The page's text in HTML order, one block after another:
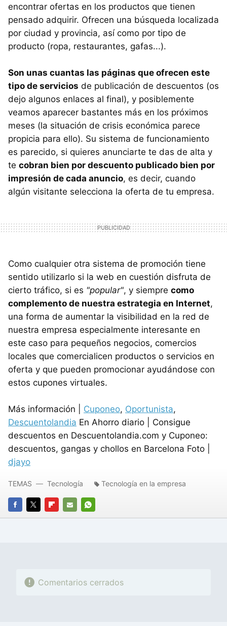
encontrar ofertas en los productos que tienen
pensado adquirir. Ofrecen una búsqueda localizada
por ciudad y provincia, así como por tipo de
producto (ropa, restaurantes, gafas...).
Son unas cuantas las páginas que ofrecen este
tipo de servicios de publicación de descuentos (os
dejo algunos enlaces al final), y posiblemente
veamos aparecer bastantes más en los próximos
meses (la situación de crisis económica parece
propicia para ello). Su sistema de funcionamiento
es parecido, si quieres anunciarte te das de alta y
te cobran bien por descuento publicado bien por
impresión de cada anuncio, es decir, cuando
algún visitante selecciona la oferta de tu empresa.
Como cualquier otra sistema de promoción tiene
sentido utilizarlo si la web en cuestión disfruta de
cierto tráfico, si es "popular", y siempre como
complemento de nuestra estrategia en Internet,
una forma de aumentar la visibilidad en la red de
nuestra empresa especialmente interesante en
este caso para pequeños negocios, comercios
locales que comercialicen productos o servicios en
oferta y que pueden promocionar ayudándose con
estos cupones virtuales.
Más información | Cuponeo, Oportunista,
Descuentolandia En Ahorro diario | Consigue
descuentos en Descuentolandia.com y Cuponeo:
descuentos, gangas y chollos en Barcelona Foto |
djayo
FACEBOOK
TWITTERFLIPBOARD
E-
WHATSAPP
TEMAS Tecnología Tecnología en la empresa
Comentarios cerrados